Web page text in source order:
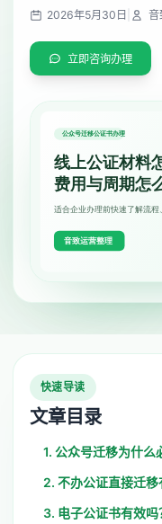
2026年5月30日 音
立即咨询办理
快速导读
文章目录
1. 公众号迁移为什么
2. 不办公证直接迁移
3. 电子公证书有效吗